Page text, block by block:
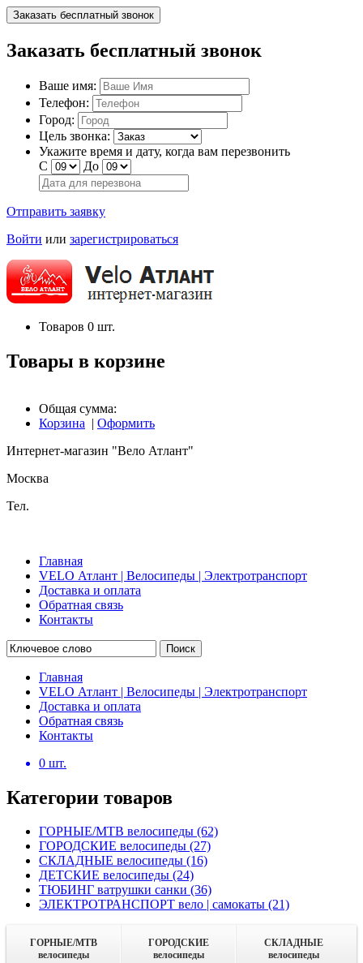
Заказать бесплатный звонок
Заказать бесплатный звонок
Ваше имя:
Телефон:
Город:
Цель звонка:
Укажите время и дату, когда вам перезвонить
С
До
Отправить заявку
Войти или зарегистрироваться
Товаров 0 шт.
Товары в корзине
Общая сумма:
Корзина | Оформить
Интернет-магазин "Вело Атлант"
Москва
Тел.
Главная
VELO Атлант | Велосипеды | Электротранспорт
Доставка и оплата
Обратная связь
Контакты
Поиск
Главная
VELO Атлант | Велосипеды | Электротранспорт
Доставка и оплата
Обратная связь
Контакты
0 шт.
Категории товаров
ГОРНЫЕ/MTB велосипеды (62)
ГОРОДСКИЕ велосипеды (27)
СКЛАДНЫЕ велосипеды (16)
ДЕТСКИЕ велосипеды (24)
ТЮБИНГ ватрушки санки (36)
ЭЛЕКТРОТРАНСПОРТ вело | самокаты (21)
ГОРНЫЕ/MTB
велосипеды
ГОРОДСКИЕ
велосипеды
СКЛАДНЫЕ
велосипеды